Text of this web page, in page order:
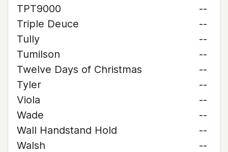
TPT9000
--
Triple Deuce
--
Tully
--
Tumilson
--
Twelve Days of Christmas
--
Tyler
--
Viola
--
Wade
--
Wall Handstand Hold
--
Walsh
--